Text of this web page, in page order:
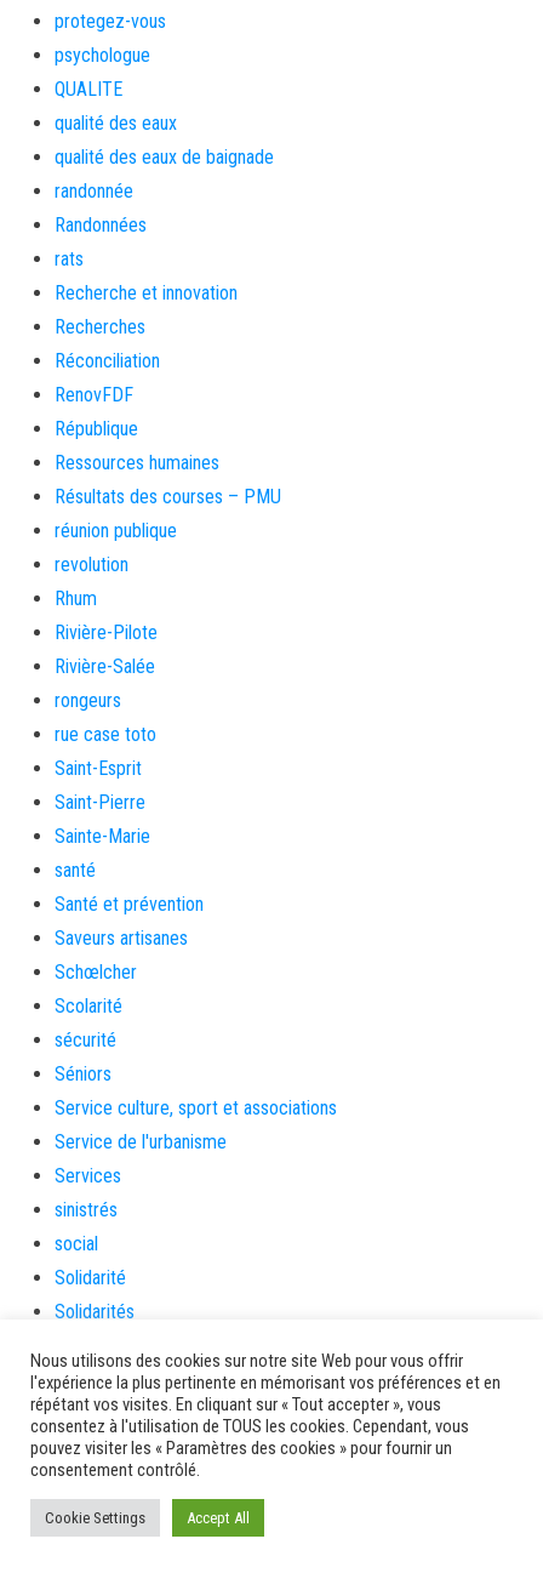
protegez-vous
psychologue
QUALITE
qualité des eaux
qualité des eaux de baignade
randonnée
Randonnées
rats
Recherche et innovation
Recherches
Réconciliation
RenovFDF
République
Ressources humaines
Résultats des courses – PMU
réunion publique
revolution
Rhum
Rivière-Pilote
Rivière-Salée
rongeurs
rue case toto
Saint-Esprit
Saint-Pierre
Sainte-Marie
santé
Santé et prévention
Saveurs artisanes
Schœlcher
Scolarité
sécurité
Séniors
Service culture, sport et associations
Service de l'urbanisme
Services
sinistrés
social
Solidarité
Solidarités
souris
soutien
soutienàlaparentalité
Spectacle
Sport
Nous utilisons des cookies sur notre site Web pour vous offrir
l'expérience la plus pertinente en mémorisant vos préférences et en
répétant vos visites. En cliquant sur « Tout accepter », vous
consentez à l'utilisation de TOUS les cookies. Cependant, vous
pouvez visiter les « Paramètres des cookies » pour fournir un
consentement contrôlé.
Cookie Settings Accept All